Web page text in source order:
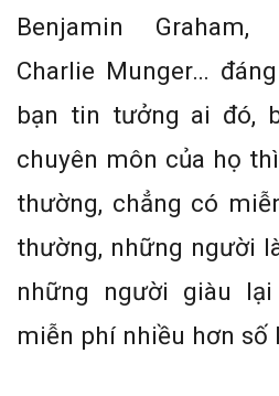
Benjamin Graham,
Charlie Munger…
bạn tin tưởng ai đó,
chuyên môn của họ
thường, chẳng có
thường, những người
những người giàu
miễn phí nhiều hơn số